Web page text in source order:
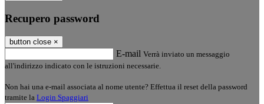
Recupero password
button close ×
E-mail Verrà inviato un messaggio
all'indirizzo indicato con le istruzioni necessarie.
Non hai una e-mail associata al nome utente? Effettua il reset della password
tramite la Login Spaggiari